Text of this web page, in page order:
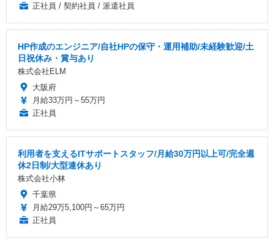
正社員 / 契約社員 / 派遣社員
HP作成のエンジニア/自社HPの保守・運用補助/未経験歓迎/土
日祝休み・賞与あり
株式会社ELM
大阪府
月給33万円～55万円
正社員
利用者を支えるITサポートスタッフ/月給30万円以上可/完全週
休2日制/大型連休あり
株式会社小林
千葉県
月給29万5,100円～65万円
正社員